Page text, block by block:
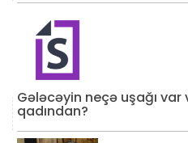
Gələcəyin neçə uşağı var
qadından?